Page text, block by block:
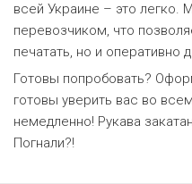
всей Украине – это
перевозчиком, что
печатать, но и оперативно
Готовы попробовать?
готовы уверить вас во
немедленно! Рукава
Погнали?!